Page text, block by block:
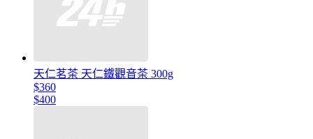
天仁茗茶 天仁鐵觀音茶 300g
$360
$400